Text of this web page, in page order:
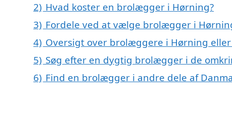
2) Hvad koster en brolægger i Hørning?
3) Fordele ved at vælge brolægger i
4) Oversigt over brolæggere i Hørning
5) Søg efter en dygtig brolægger i de
6) Find en brolægger i andre dele af